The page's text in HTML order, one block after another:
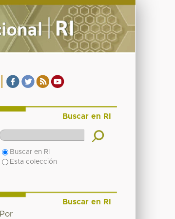
Buscar en RI
Buscar en RI
Esta colección
Buscar en RI
Por